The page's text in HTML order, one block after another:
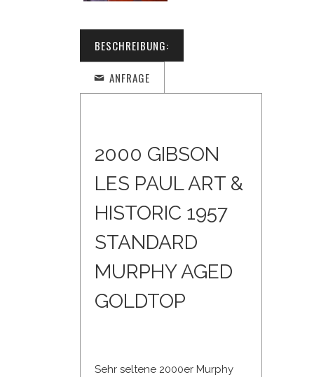
BESCHREIBUNG:
ANFRAGE
2000 GIBSON
LES PAUL ART &
HISTORIC 1957
STANDARD
MURPHY AGED
GOLDTOP
Sehr seltene 2000er Murphy